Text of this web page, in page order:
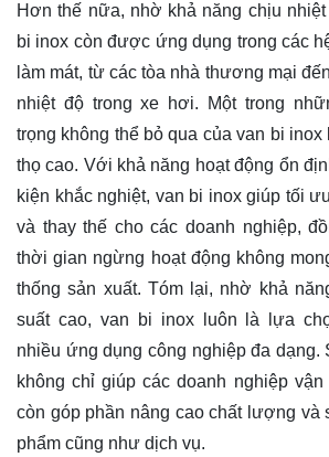
Hơn thế nữa, nhờ khả năng chịu
bi inox còn được ứng dụng trong các
làm mát, từ các tòa nhà thương mại
nhiệt độ trong xe hơi. Một trong
trọng không thể bỏ qua của van bi
thọ cao. Với khả năng hoạt động ổn
kiện khắc nghiệt, van bi inox giúp tối
và thay thế cho các doanh nghiệp,
thời gian ngừng hoạt động không
thống sản xuất. Tóm lại, nhờ khả
suất cao, van bi inox luôn là lựa
nhiều ứng dụng công nghiệp đa dạng.
không chỉ giúp các doanh nghiệp
còn góp phần nâng cao chất lượng và
phẩm cũng như dịch vụ.